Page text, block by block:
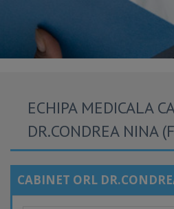
ECHIPA MEDICALA
DR.CONDREA NINA
CABINET ORL